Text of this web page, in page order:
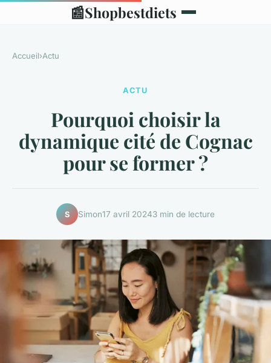
📰Shopbestdiets
Accueil›Actu
ACTU
Pourquoi choisir la
dynamique cité de Cognac
pour se former ?
S Simon17 avril 20243 min de lecture